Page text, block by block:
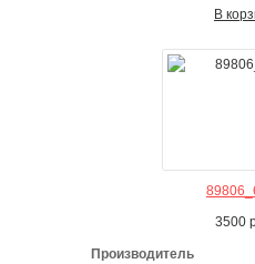
В
3500
Производитель